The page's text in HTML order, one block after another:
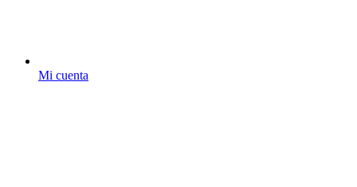
Mi cuenta